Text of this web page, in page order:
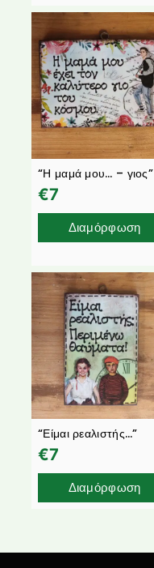
“Η μαμά μου… – γιος”
€7
Διαμόρφωση
“Είμαι ρεαλιστής…”
€7
Διαμόρφωση